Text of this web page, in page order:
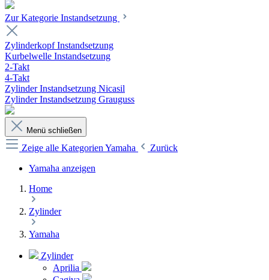
Zur Kategorie Instandsetzung
Zylinderkopf Instandsetzung
Kurbelwelle Instandsetzung
2-Takt
4-Takt
Zylinder Instandsetzung Nicasil
Zylinder Instandsetzung Grauguss
Menü schließen
Zeige alle Kategorien Yamaha
Zurück
Yamaha anzeigen
Home
Zylinder
Yamaha
Zylinder
Aprilia